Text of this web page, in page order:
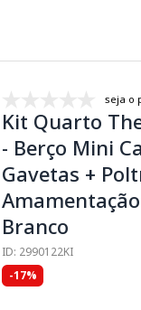
seja o
Kit Quarto
- Berço Mini
Gavetas +
Branco
ID: 2990122KI
-17%